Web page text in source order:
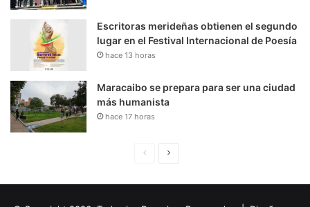
Escritoras merideñas obtienen el segundo
lugar en el Festival Internacional de Poesía
hace 13 horas
Maracaibo se prepara para ser una ciudad
más humanista
hace 17 horas